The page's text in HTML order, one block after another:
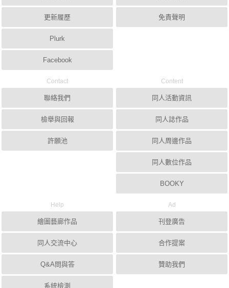
更新履歷
Plurk
Facebook
免責聲明
Contact
聯絡我們
檢舉與回報
許願池
Content
同人活動資訊
同人誌作品
同人周邊作品
同人數位作品
BOOKY
Help
繪圖藝廊作品
同人交流中心
Q&A問與答
系統檢測
Ad
刊登廣告
合作提案
贊助我們